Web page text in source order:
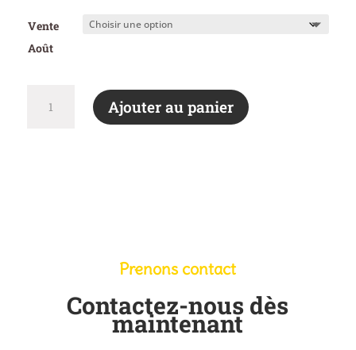
Vente
Août
Ajouter au panier
Prenons contact
Contactez-nous dès
maintenant